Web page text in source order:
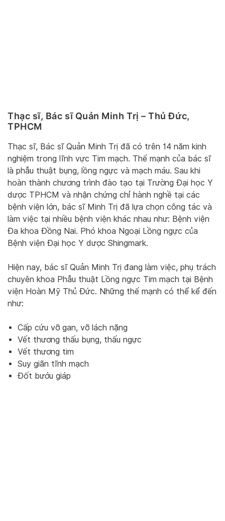
Thạc sĩ, Bác sĩ Quản Minh Trị – Thủ Đức,
TPHCM
Thạc sĩ, Bác sĩ Quản Minh Trị đã có trên 14 năm kinh
nghiệm trong lĩnh vực Tim mạch. Thế mạnh của bác sĩ
là phẫu thuật bụng, lồng ngực và mạch máu. Sau khi
hoàn thành chương trình đào tạo tại Trường Đại học Y
dược TPHCM và nhận chứng chỉ hành nghề tại các
bệnh viện lớn, bác sĩ Minh Trị đã lựa chọn công tác và
làm việc tại nhiều bệnh viện khác nhau như: Bệnh viện
Đa khoa Đồng Nai. Phó khoa Ngoại Lồng ngực của
Bệnh viện Đại học Y dược Shingmark.
Hiện nay, bác sĩ Quản Minh Trị đang làm việc, phụ trách
chuyên khoa Phẫu thuật Lồng ngực Tim mạch tại Bệnh
viện Hoàn Mỹ Thủ Đức. Những thế mạnh có thể kể đến
như:
Cấp cứu vỡ gan, vỡ lách nặng
Vết thương thấu bụng, thấu ngực
Vết thương tim
Suy giãn tĩnh mạch
Đốt bướu giáp